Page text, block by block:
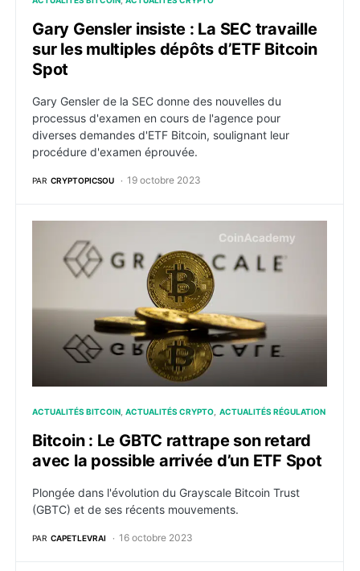
Gary Gensler insiste : La SEC travaille
sur les multiples dépôts d’ETF Bitcoin
Spot
Gary Gensler de la SEC donne des nouvelles du
processus d'examen en cours de l'agence pour
diverses demandes d'ETF Bitcoin, soulignant leur
procédure d'examen éprouvée.
PAR CRYPTOPICSOU 19 octobre 2023
Bitcoin : Le GBTC rattrape son retard avec la
ACTUALITÉS BITCOIN ACTUALITÉS CRYPTO ACTUALITÉS RÉGULATION
Bitcoin : Le GBTC rattrape son retard
avec la possible arrivée d’un ETF Spot
Plongée dans l'évolution du Grayscale Bitcoin Trust
(GBTC) et de ses récents mouvements.
PAR CAPETLEVRAI 16 octobre 2023